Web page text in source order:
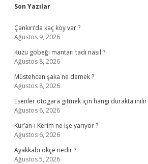
Sidebar
Son Yazılar
Çankırı’da kaç köy var ?
Ağustos 9, 2026
Kuzu göbeği mantarı tadı nasıl ?
Ağustos 8, 2026
Müstehcen şaka ne demek ?
Ağustos 8, 2026
Esenler otogara gitmek için hangi durakta inilir
Ağustos 6, 2026
Kur’an-ı Kerim ne işe yarıyor ?
Ağustos 6, 2026
Ayakkabı ökçe nedir ?
Ağustos 5, 2026